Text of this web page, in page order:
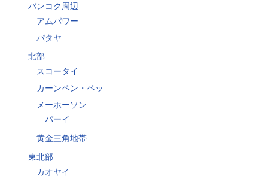
バンコク周辺
アムパワー
パタヤ
北部
スコータイ
カーンペン・ペッ
メーホーソン
パーイ
黄金三角地帯
東北部
カオヤイ